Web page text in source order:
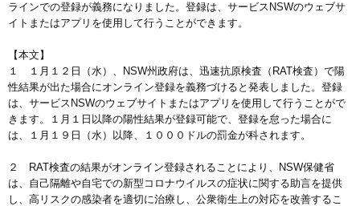
ラインでの登録が義務になりました。登録は、サービスNSWのウェブサ
イトまたはアプリを使用して行うことができます。
【本文】
１ １月１２日（水）、NSW州政府は、迅速抗原検査（RAT検査）で陽
性結果が出た場合にオンライン登録を義務づけると発表しました。登録
は、サービスNSWのウェブサイトまたはアプリを使用して行うことがで
きます。１月１日以降の陽性結果が登録可能で、登録を怠った場合に
は、１月１９日（水）以降、１０００ドルの罰金が科されます。
２ RAT検査の結果がオンライン登録されることにより、NSW保健省
は、自己隔離や自宅での新型コロナウイルスの症状に関する助言を提供
し、高リスクの感染者を適切に治療し、公衆衛生上の対応を改善するこ